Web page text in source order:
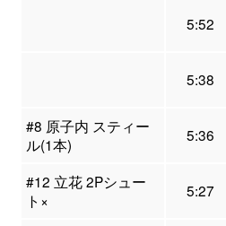
5:52
5:38
#8 原子内 スティー
ル(1本)
5:36
#12 立花 2Pシュー
ト×
5:27